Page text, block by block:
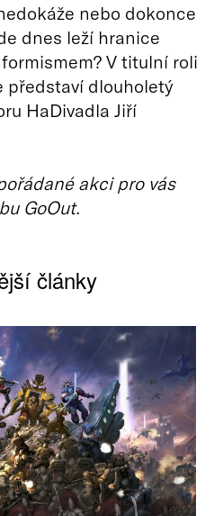
nebo dokonce
dnes leží hranice
V titulní roli
představí dlouholetý
HaDivadla Jiří
akci pro vás
GoOut.
články